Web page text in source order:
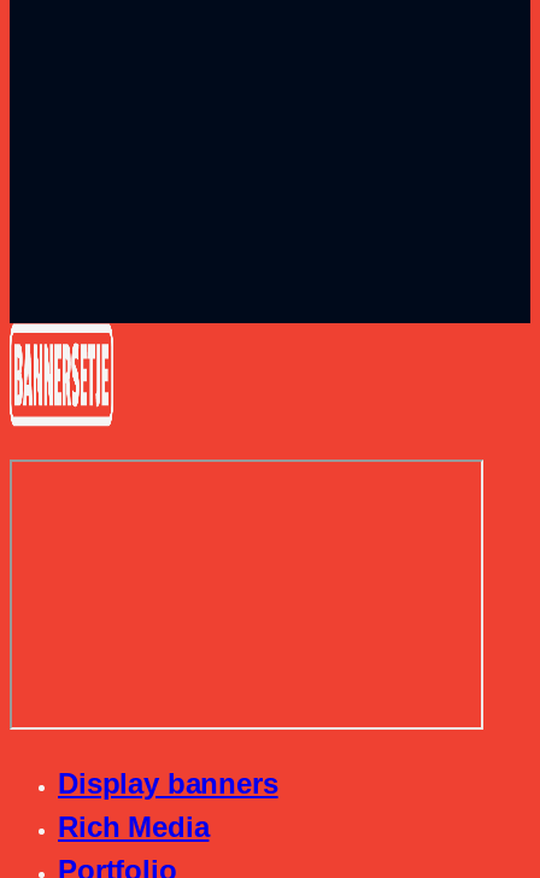
Display banners
Rich Media
Portfolio